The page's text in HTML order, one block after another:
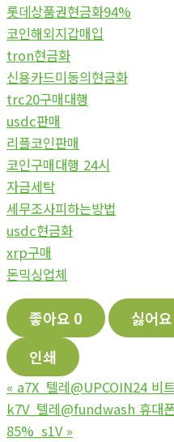
롯데상품권현금화94%
코인해외지갑매입
tron현금화
신용카드미동의현금화
trc20구매대행
usdc판매
리플코인판매
코인구매대행 24시
자금세탁
세무조사피하는방법
usdc현금화
xrp구매
돈믹싱업체
좋아요 0 싫어요
인쇄
« a7X_텔레@UPCOIN24 비
k7V_텔레@fundwash 휴대
85%_s1V »